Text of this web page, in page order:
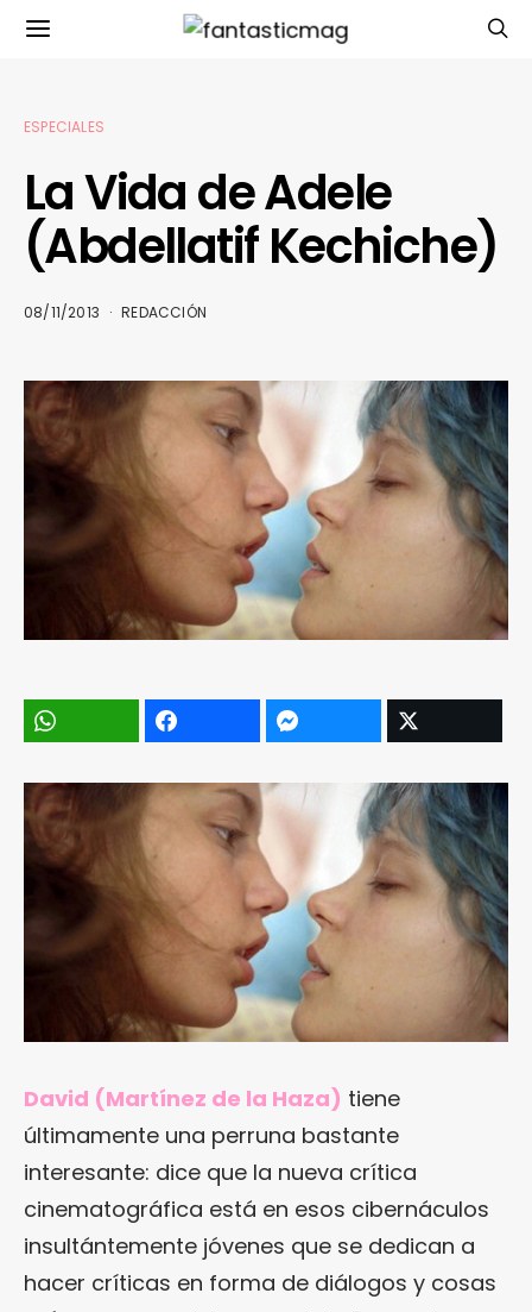
ESPECIALES
La Vida de Adele
(Abdellatif Kechiche)
08/11/2013 REDACCIÓN
David (Martínez de la Haza) tiene
últimamente una perruna bastante
interesante: dice que la nueva crítica
cinematográfica está en esos cibernáculos
insultántemente jóvenes que se dedican a
hacer críticas en forma de diálogos y cosas